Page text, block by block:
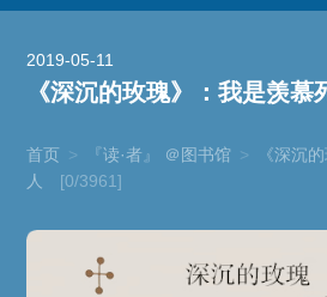
2019-05-11
《深沉的玫瑰》：我是羡慕
首页 > 『读·者』 ＠图书馆 >
《深沉
人
[0/3961]